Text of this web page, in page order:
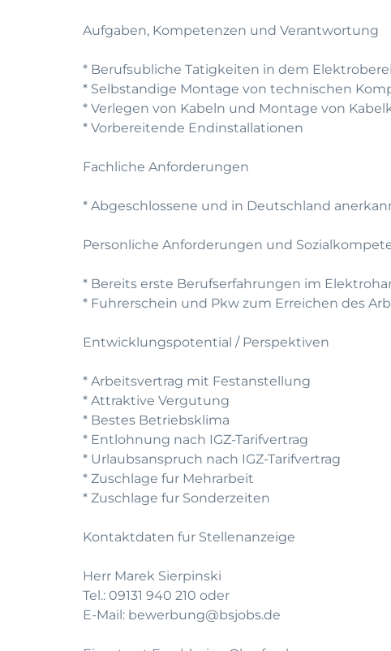
Aufgaben, Kompetenzen und Verantwortung
* Berufsubliche Tatigkeiten in dem
* Selbstandige Montage von technischen
* Verlegen von Kabeln und Montage von
* Vorbereitende Endinstallationen
Fachliche Anforderungen
* Abgeschlossene und in Deutschland
Personliche Anforderungen und
* Bereits erste Berufserfahrungen im
* Fuhrerschein und Pkw zum Erreichen des
Entwicklungspotential / Perspektiven
* Arbeitsvertrag mit Festanstellung
* Attraktive Vergutung
* Bestes Betriebsklima
* Entlohnung nach IGZ-Tarifvertrag
* Urlaubsanspruch nach IGZ-Tarifvertrag
* Zuschlage fur Mehrarbeit
* Zuschlage fur Sonderzeiten
Kontaktdaten fur Stellenanzeige
Herr Marek Sierpinski
Tel.: 09131 940 210 oder
E-Mail: bewerbung@bsjobs.de